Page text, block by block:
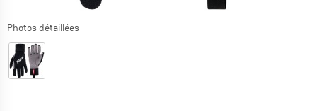
Photos détaillées